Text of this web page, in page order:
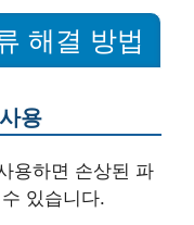
해결 방법
용
용하면 손상된 파
있습니다.